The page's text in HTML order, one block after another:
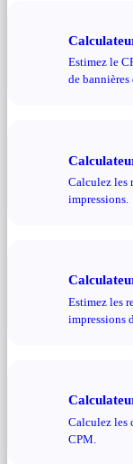
Estimez le
de
Calculez les
impressions.
Estimez les
impressions
Calculez les
CPM.